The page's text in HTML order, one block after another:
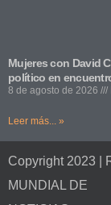
Mujeres con David
político en
8 de agosto de 2026
Leer más... »
Copyright 2023 |
MUNDIAL DE